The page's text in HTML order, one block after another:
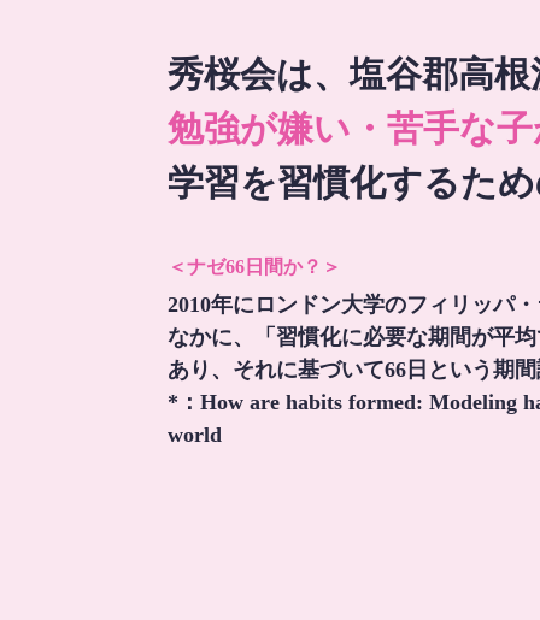
秀桜会は、塩谷郡高
勉強が嫌い・苦手な
学習を習慣化するた
＜ナゼ66日間か？＞
2010年にロンドン大学のフィリッパ
なかに、「習慣化に必要な期間が平
あり、それに基づいて66日という期
*：How are habits formed: Modeling
world